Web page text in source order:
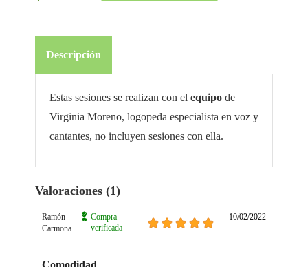
Descripción
Estas sesiones se realizan con el equipo de
Virginia Moreno, logopeda especialista en voz y
cantantes, no incluyen sesiones con ella.
Valoraciones (1)
Ramón
Carmona
Compra
verificada
10/02/2022